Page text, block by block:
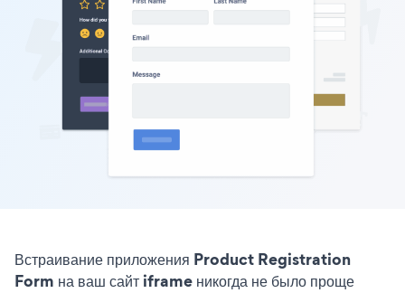
Встраивание приложения Product Registration
Form на ваш сайт iframe никогда не было проще